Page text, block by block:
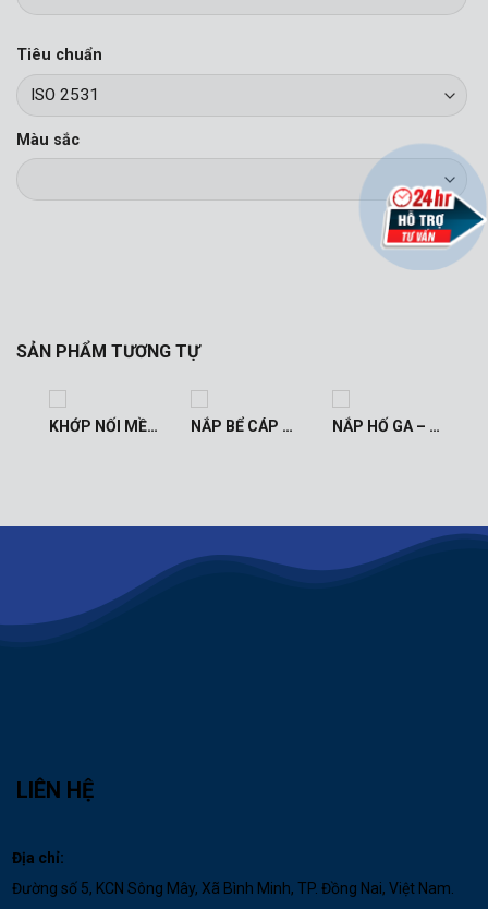
Tiêu chuẩn
Màu sắc
SẢN PHẨM TƯƠNG TỰ
KHỚP NỐI MỀM CHỐNG RUNG INOX NẮP BỂ CÁP HÈ – NẮP HỐ GA NẮP HỐ GA – NẮP BỂ CÁP ĐƯỜNG
LIÊN HỆ
Địa chỉ:
Đường số 5, KCN Sông Mây, Xã Bình Minh, TP. Đồng Nai, Việt Nam.